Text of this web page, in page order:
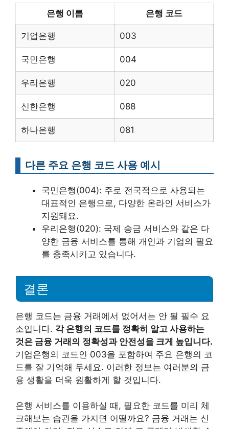
은행 이름 은행 코드
기업은행 003
국민은행 004
우리은행 020
신한은행 088
하나은행 081
다른 주요 은행 코드 사용 예시
국민은행(004): 주로 전국적으로 사용되는
대표적인 은행으로, 다양한 온라인 서비스가
지원돼요.
우리은행(020): 국제 송금 서비스와 같은 다
양한 금융 서비스를 통해 개인과 기업의 필요
를 충족시키고 있습니다.
결론
은행 코드는 금융 거래에서 없어서는 안 될 필수 요
소입니다. 각 은행의 코드를 정확히 알고 사용하는
것은 금융 거래의 정확성과 안전성을 크게 높입니다.
기업은행의 코드인 003을 포함하여 주요 은행의 코
드를 잘 기억해 두세요. 이러한 정보는 여러분의 금
융 생활을 더욱 원활하게 할 것입니다.
은행 서비스를 이용하실 때, 필요한 코드를 미리 체
크해보는 습관을 가지면 어떨까요? 금융 거래는 신